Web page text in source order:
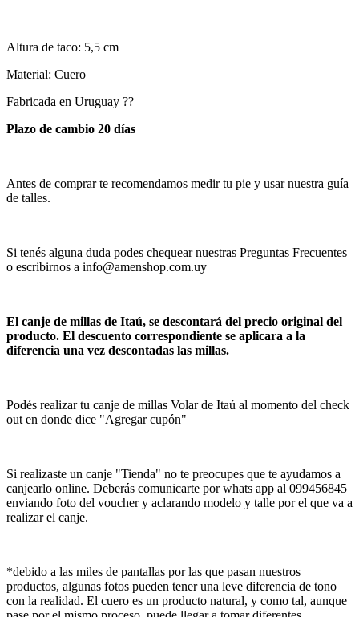
Altura de taco: 5,5 cm
Material: Cuero
Fabricada en Uruguay ??
Plazo de cambio 20 días
Antes de comprar te recomendamos medir tu pie y usar nuestra guía
de talles.
Si tenés alguna duda podes chequear nuestras Preguntas Frecuentes
o escribirnos a info@amenshop.com.uy
El canje de millas de Itaú, se descontará del precio original del
producto. El descuento correspondiente se aplicara a la
diferencia una vez descontadas las millas.
Podés realizar tu canje de millas Volar de Itaú al momento del check
out en donde dice "Agregar cupón"
Si realizaste un canje "Tienda" no te preocupes que te ayudamos a
canjearlo online. Deberás comunicarte por whats app al 099456845
enviando foto del voucher y aclarando modelo y talle por el que va a
realizar el canje.
*debido a las miles de pantallas por las que pasan nuestros
productos, algunas fotos pueden tener una leve diferencia de tono
con la realidad. El cuero es un producto natural, y como tal, aunque